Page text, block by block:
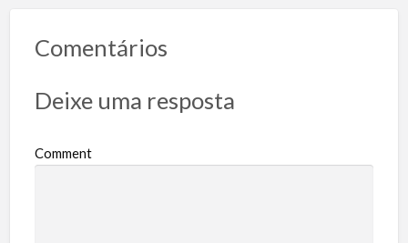
Comentários
Deixe uma resposta
Comment